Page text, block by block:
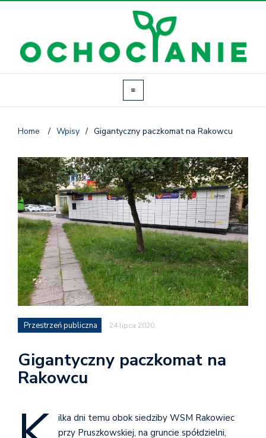
Home / Wpisy / Gigantyczny paczkomat na Rakowcu
Przestrzeń publiczna 24 lipca 2020
Gigantyczny paczkomat na
Rakowcu
ilka dni temu obok siedziby WSM Rakowiec
przy Pruszkowskiej, na gruncie spółdzielni,